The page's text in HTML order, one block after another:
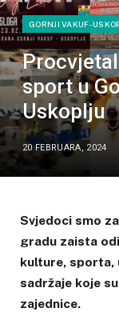
GORNJI VAKUF-
sport u
Uskoplju
20 FEBRUARA, 2024
Svjedoci smo
gradu zaista
kulture, sporta,
sadržaje koje
zajednice.